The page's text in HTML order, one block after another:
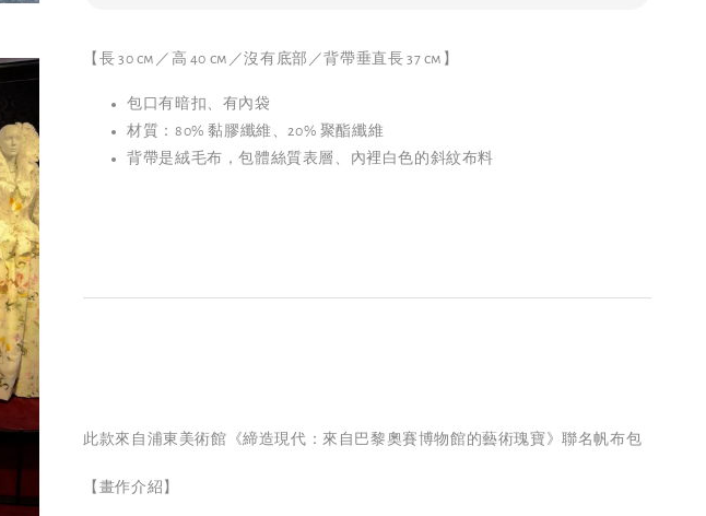
【長 30 cm／高 40 cm／沒有底部／背帶垂直長 37 cm】
包口有暗扣、有內袋
材質：80% 黏膠纖維、20% 聚酯纖維
背帶是絨毛布，包體絲質表層、內裡白色的斜紋布料
此款來自浦東美術館《締造現代：來自巴黎奧賽博物館的藝術瑰寶》聯名帆布包
【畫作介紹】